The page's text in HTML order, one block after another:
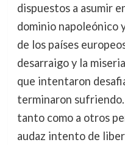
dispuestos a asumir
dominio napoleónico
de los países
desarraigo y la
que intentaron
terminaron
tanto como a otros
audaz intento de